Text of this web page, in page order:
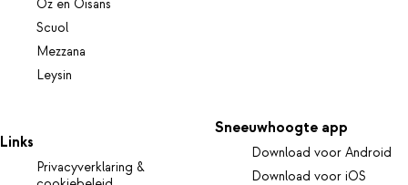
Oz en Oisans
Scuol
Mezzana
Leysin
Links
Privacyverklaring &
Sneeuwhoogte app
Download voor Android
Download voor iOS